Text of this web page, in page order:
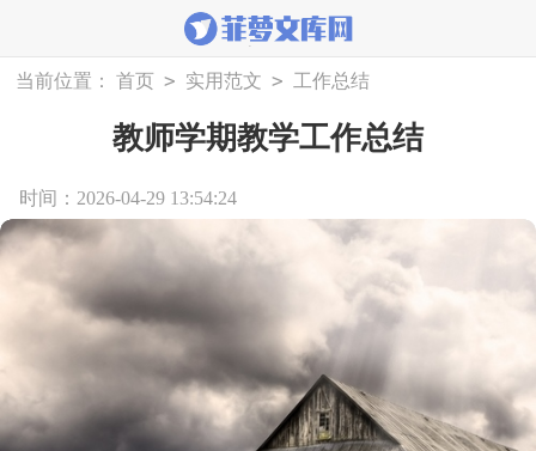
当前位置： 首页 > 实用范文 > 工作总结
教师学期教学工作总结
时间：2026-04-29 13:54:24